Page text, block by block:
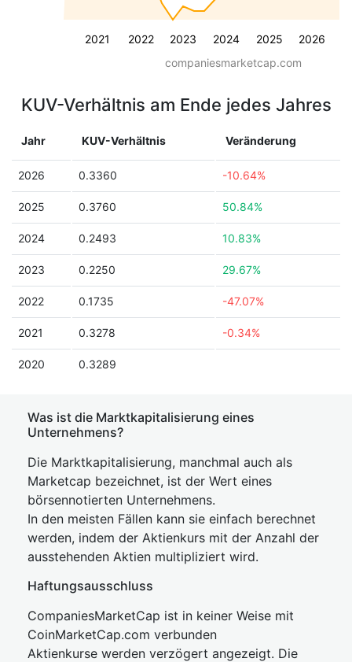
2021 2022 2023 2024 2025
2026
companiesmarketcap.com
KUV-Verhältnis am Ende jedes Jahres
Jahr KUV-Verhältnis Veränderung
2026 0.3360 -10.64%
2025 0.3760 50.84%
2024 0.2493 10.83%
2023 0.2250 29.67%
2022 0.1735 -47.07%
2021 0.3278 -0.34%
2020 0.3289
Was ist die Marktkapitalisierung eines
Unternehmens?
Die Marktkapitalisierung, manchmal auch als
Marketcap bezeichnet, ist der Wert eines
börsennotierten Unternehmens.
In den meisten Fällen kann sie einfach berechnet
werden, indem der Aktienkurs mit der Anzahl der
ausstehenden Aktien multipliziert wird.
Haftungsausschluss
CompaniesMarketCap ist in keiner Weise mit
CoinMarketCap.com verbunden
Aktienkurse werden verzögert angezeigt. Die